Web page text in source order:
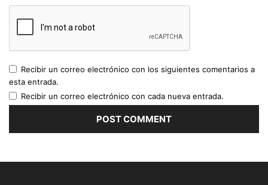
Recibir un correo electrónico con los siguientes comentarios a
esta entrada.
Recibir un correo electrónico con cada nueva entrada.